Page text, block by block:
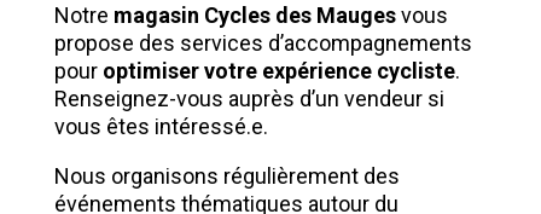
Notre magasin Cycles des Maugesvous
propose des services d’accompagnements
pour optimiser votre expérience cycliste.
Renseignez-vous auprès d’un vendeur si
vous êtes intéressé.e.
Nous organisons régulièrement des
événements thématiques autour du